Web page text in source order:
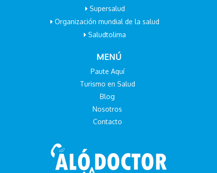
Supersalud
Organización mundial de la salud
Saludtolima
MENÚ
Paute Aquí
Turismo en Salud
Blog
Nosotros
Contacto